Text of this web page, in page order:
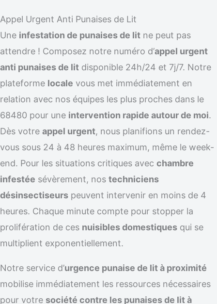
Appel Urgent Anti Punaises de Lit
Une infestation de punaises de lit ne peut pas
attendre ! Composez notre numéro d’appel urgent
anti punaises de lit disponible 24h/24 et 7j/7. Notre
plateforme locale vous met immédiatement en
relation avec nos équipes les plus proches dans le
68480 pour une intervention rapide autour de moi.
Dès votre appel urgent, nous planifions un rendez-
vous sous 24 à 48 heures maximum, même le week-
end. Pour les situations critiques avec chambre
infestée sévèrement, nos techniciens
désinsectiseurs peuvent intervenir en moins de 4
heures. Chaque minute compte pour stopper la
prolifération de ces nuisibles domestiques qui se
multiplient exponentiellement.
Notre service d’urgence punaise de lit à proximité
mobilise immédiatement les ressources nécessaires
pour votre société contre les punaises de lit à